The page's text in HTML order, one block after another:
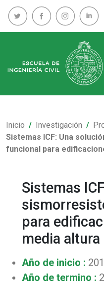
Inicio Investigación
Sistemas ICF: Una
funcional para
Sistemas
para
media altura
Año de inicio :
Año de termino :